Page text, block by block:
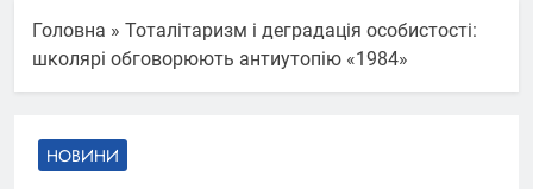
Головна » Тоталітаризм і деградація особистості:
школярі обговорюють антиутопію «1984»
НОВИНИ